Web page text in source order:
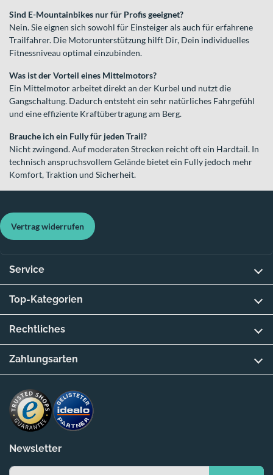
Sind E-Mountainbikes nur für Profis geeignet?
Nein. Sie eignen sich sowohl für Einsteiger als auch für erfahrene
Trailfahrer. Die Motorunterstützung hilft Dir, Dein individuelles
Fitnessniveau optimal einzubinden.
Was ist der Vorteil eines Mittelmotors?
Ein Mittelmotor arbeitet direkt an der Kurbel und nutzt die
Gangschaltung. Dadurch entsteht ein sehr natürliches Fahrgefühl
und eine effiziente Kraftübertragung am Berg.
Brauche ich ein Fully für jeden Trail?
Nicht zwingend. Auf moderaten Strecken reicht oft ein Hardtail. In
technisch anspruchsvollem Gelände bietet ein Fully jedoch mehr
Komfort, Traktion und Sicherheit.
Newsletter
Vertrag widerrufen
Service
Top-Kategorien
Rechtliches
Zahlungsarten